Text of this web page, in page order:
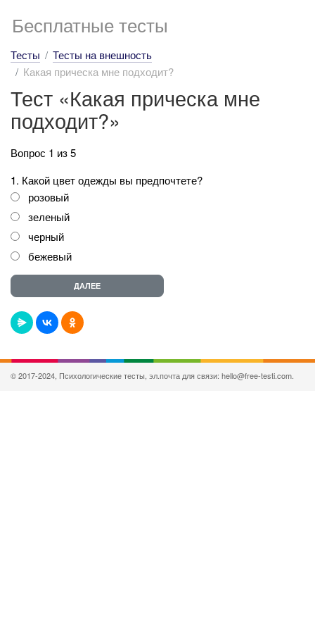
Бесплатные тесты
Тесты
Тесты на внешность
Какая прическа мне подходит?
Тест «Какая прическа мне
подходит?»
Вопрос 1 из 5
1. Какой цвет одежды вы предпочтете?
розовый
зеленый
черный
бежевый
© 2017-2024, Психологические тесты, эл.почта для связи: hello@free-testi.com.